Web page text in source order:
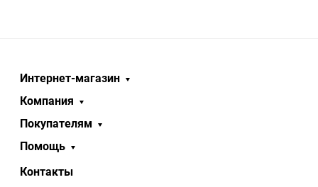
Интернет-магазин
Компания
Покупателям
Помощь
Контакты